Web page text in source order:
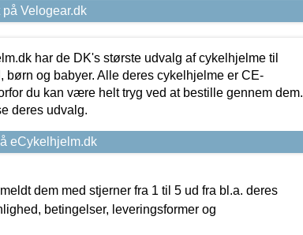
Velogear.dk
har de DK's største udvalg af cykelhjelme til
børn og babyer. Alle deres cykelhjelme er CE-
du kan være helt tryg ved at bestille gennem dem.
deres udvalg.
eCykelhjelm.dk
dem med stjerner fra 1 til 5 ud fra bl.a. deres
betingelser, leveringsformer og